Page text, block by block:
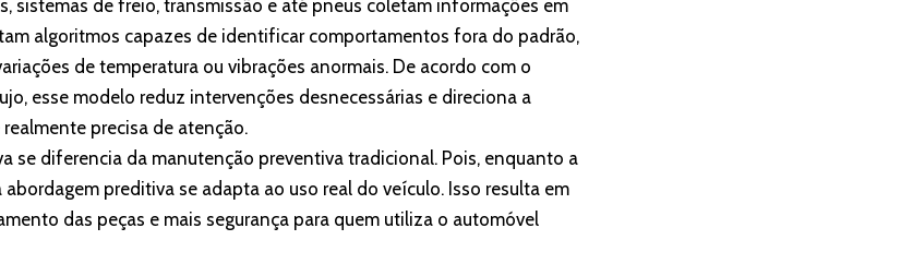
sistemas de freio, transmissão e até pneus coletam informações em
algoritmos capazes de identificar comportamentos fora do padrão,
de temperatura ou vibrações anormais. De acordo com o
esse modelo reduz intervenções desnecessárias e direciona a
precisa de atenção.
se diferencia da manutenção preventiva tradicional. Pois, enquanto a
preditiva se adapta ao uso real do veículo. Isso resulta em
das peças e mais segurança para quem utiliza o automóvel